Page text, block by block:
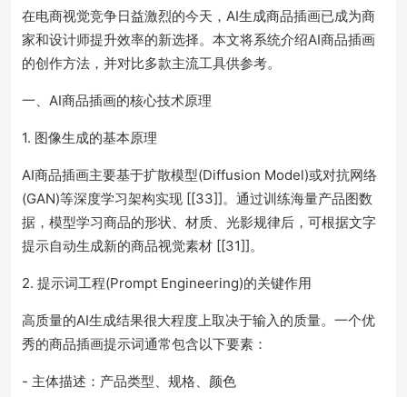
在电商视觉竞争日益激烈的今天，AI生成商品插画已成为商
家和设计师提升效率的新选择。本文将系统介绍AI商品插画
的创作方法，并对比多款主流工具供参考。
一、AI商品插画的核心技术原理
1. 图像生成的基本原理
AI商品插画主要基于扩散模型(Diffusion Model)或对抗网络
(GAN)等深度学习架构实现 [[33]]。通过训练海量产品图数
据，模型学习商品的形状、材质、光影规律后，可根据文字
提示自动生成新的商品视觉素材 [[31]]。
2. 提示词工程(Prompt Engineering)的关键作用
高质量的AI生成结果很大程度上取决于输入的质量。一个优
秀的商品插画提示词通常包含以下要素：
- 主体描述：产品类型、规格、颜色